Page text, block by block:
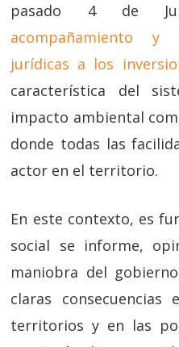
pasado 4 de
acompañamiento
jurídicas a los
característica del
impacto ambiental
donde todas las
actor en el territorio.
En este contexto, es
social se informe,
maniobra del
claras
territorios y en las